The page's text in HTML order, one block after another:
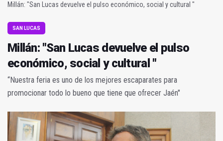
Millán: "San Lucas devuelve el pulso económico, social y cultural "
SAN LUCAS
Millán: "San Lucas devuelve el pulso
económico, social y cultural "
“Nuestra feria es uno de los mejores escaparates para
promocionar todo lo bueno que tiene que ofrecer Jaén"